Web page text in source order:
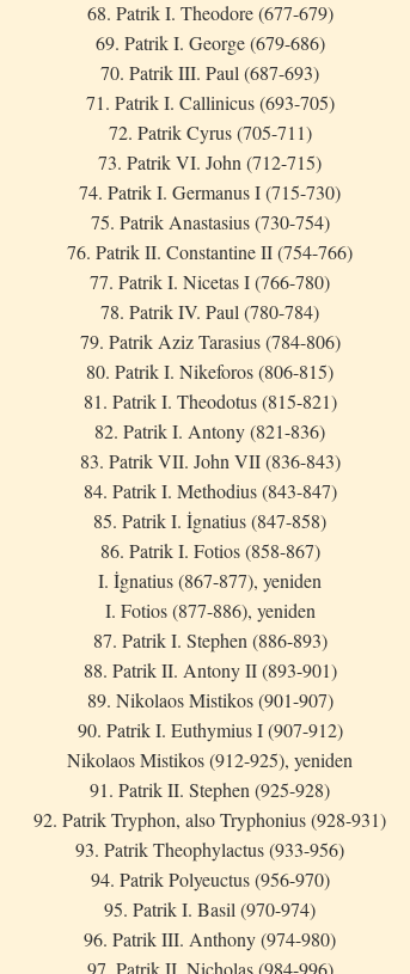
68. Patrik I. Theodore (677-679)
69. Patrik I. George (679-686)
70. Patrik III. Paul (687-693)
71. Patrik I. Callinicus (693-705)
72. Patrik Cyrus (705-711)
73. Patrik VI. John (712-715)
74. Patrik I. Germanus I (715-730)
75. Patrik Anastasius (730-754)
76. Patrik II. Constantine II (754-766)
77. Patrik I. Nicetas I (766-780)
78. Patrik IV. Paul (780-784)
79. Patrik Aziz Tarasius (784-806)
80. Patrik I. Nikeforos (806-815)
81. Patrik I. Theodotus (815-821)
82. Patrik I. Antony (821-836)
83. Patrik VII. John VII (836-843)
84. Patrik I. Methodius (843-847)
85. Patrik I. İgnatius (847-858)
86. Patrik I. Fotios (858-867)
I. İgnatius (867-877), yeniden
I. Fotios (877-886), yeniden
87. Patrik I. Stephen (886-893)
88. Patrik II. Antony II (893-901)
89. Nikolaos Mistikos (901-907)
90. Patrik I. Euthymius I (907-912)
Nikolaos Mistikos (912-925), yeniden
91. Patrik II. Stephen (925-928)
92. Patrik Tryphon, also Tryphonius (928-931)
93. Patrik Theophylactus (933-956)
94. Patrik Polyeuctus (956-970)
95. Patrik I. Basil (970-974)
96. Patrik III. Anthony (974-980)
97. Patrik II. Nicholas (984-996)